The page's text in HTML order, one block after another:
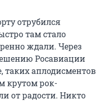
отрубился
там стало
ждали. Через
Росавиации
таких аплодисментов
крутом рок-
от радости. Никто